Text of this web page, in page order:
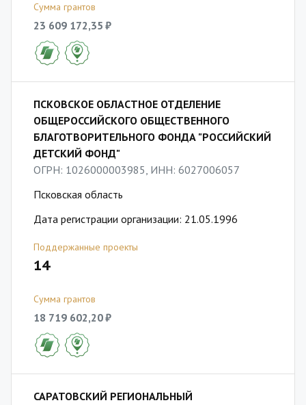
Сумма грантов
23 609 172,35 ₽
ПСКОВСКОЕ ОБЛАСТНОЕ ОТДЕЛЕНИЕ
ОБЩЕРОССИЙСКОГО ОБЩЕСТВЕННОГО
БЛАГОТВОРИТЕЛЬНОГО ФОНДА "РОССИЙСКИЙ
ДЕТСКИЙ ФОНД"
ОГРН: 1026000003985, ИНН: 6027006057
Псковская область
Дата регистрации организации: 21.05.1996
Поддержанные проекты
14
Сумма грантов
18 719 602,20 ₽
САРАТОВСКИЙ РЕГИОНАЛЬНЫЙ